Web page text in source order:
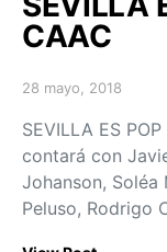
CAAC
Posted on
28 mayo, 2018
SEVILLA ES
contará con
Johanson, Soléa
Peluso, Rodrigo